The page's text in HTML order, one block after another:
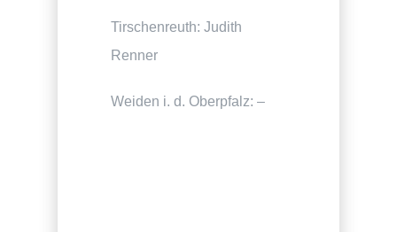
Tirschenreuth: Judith
Renner
Weiden i. d. Oberpfalz: –